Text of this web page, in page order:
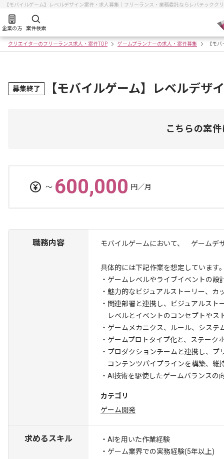
【モバイルゲーム】レベルデザイン案件・求人募集｜フリーランス・業務委託ならレバテックク
企業の方 案件検索
クリエイターのフリーランス求人・案件TOP ゲームプランナーの求人・案件募集 【モ
募集終了 【モバイルゲーム】レベルデザ
こちらの案
〜 600,000 円／月
職務内容 モバイルゲームにおいて、 ゲームデ
具体的には下記作業を想定しています
・ゲームレベルやライブイベントの設
・魅力的なビジュアルストーリー、
・関連部署と連携し、ビジュアルスト
レベルとイベントのコンセプトやス
・ゲームメカニクス、ルール、システ
・ゲームプロトタイプ化と、ステー
・プロダクションチームと連携し、
コンテンツパイプラインを構築、維
・AI技術を駆使したゲームバランス
カテゴリ
ゲーム開発
求めるスキル
・AIを用いた作業経験
・ゲーム業界での実務経験(5年以上)